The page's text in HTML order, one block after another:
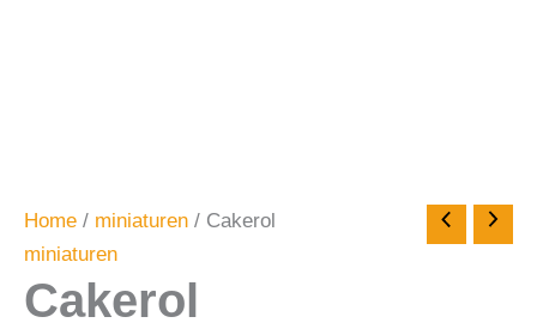
Home / miniaturen / Cakerol
miniaturen
Cakerol